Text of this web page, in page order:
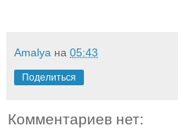
Amalya на 05:43
Поделиться
Комментариев нет: